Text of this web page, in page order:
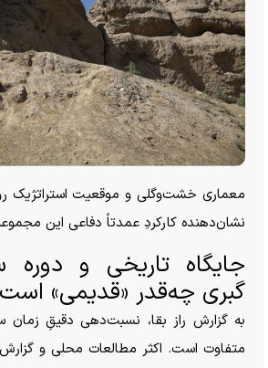
معماری خشت‌وگلی و موقعیت استراتژیک
نشان‌دهنده کارکردِ عمدتاً دفاعی این
جایگاه تاریخی و دوره
گبری چه‌قدر «قدیمی»
به گزارش راز بقا، نسبت‌دهی دقیقِ زمان
متفاوت است. اکثر مطالعات محلی و